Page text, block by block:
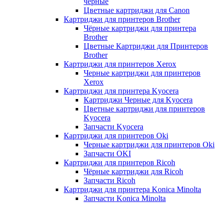
Цветные картриджи для Сanon
Картриджи для принтеров Brother
Чёрные картриджи для принтера
Brother
Цветные Картриджи для Принтеров
Brother
Картриджи для принтеров Xerox
Черные картриджи для принтеров
Xerox
Картриджи для принтера Kyocera
Картриджи Черные для Kyocera
Цветные картриджи для принтеров
Kyocera
Запчасти Kyocera
Картриджи для принтеров Oki
Черные картриджи для принтеров Oki
Запчасти OKI
Картриджи для принтеров Ricoh
Чёрные картриджи для Ricoh
Запчасти Ricoh
Картриджи для принтера Konica Minolta
Запчасти Koniсa Minolta